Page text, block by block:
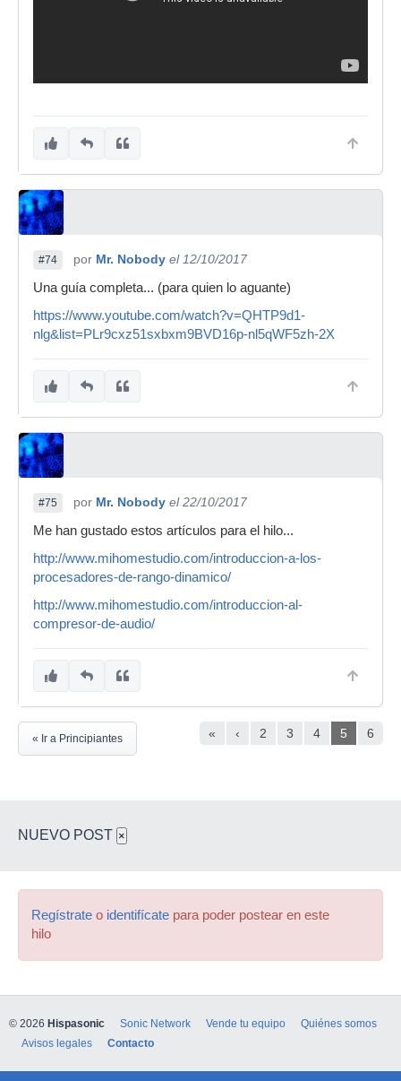
#74 por Mr. Nobody el 12/10/2017
Una guía completa... (para quien lo aguante)
https://www.youtube.com/watch?v=QHTP9d1-
nlg&list=PLr9cxz51sxbxm9BVD16p-nl5qWF5zh-2X
#75 por Mr. Nobody el 22/10/2017
Me han gustado estos artículos para el hilo...
http://www.mihomestudio.com/introduccion-a-los-
procesadores-de-rango-dinamico/
http://www.mihomestudio.com/introduccion-al-
compresor-de-audio/
« ‹ 2 3 4 5 6
« Ir a Principiantes
NUEVO POST ×
Regístrate o identifícate para poder postear en este
hilo
© 2026 Hispasonic Sonic Network Vende tu equipo
Quiénes somos
Avisos legales
Contacto